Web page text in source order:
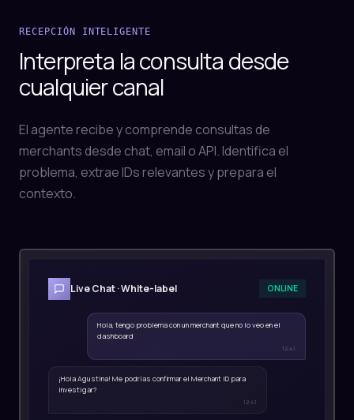
RECEPCIÓN INTELIGENTE
Interpreta la consulta desde
cualquier canal
El agente recibe y comprende consultas de
merchants desde chat, email o API. Identifica el
problema, extrae IDs relevantes y prepara el
contexto.
Live Chat · White-label ONLINE
Hola, tengo problema con un merchant que no lo veo en el
dashboard
12:41
¡Hola Agustina! Me podrías confirmar el Merchant ID para
investigar?
12:41